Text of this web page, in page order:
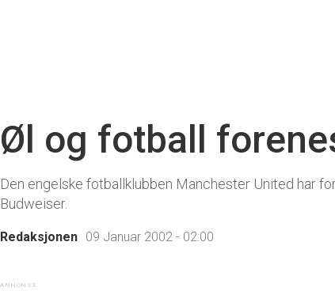
Øl og fotball
Den engelske fotballklubben Manchester United har
Budweiser.
Redaksjonen 09 Januar 2002 - 02:00